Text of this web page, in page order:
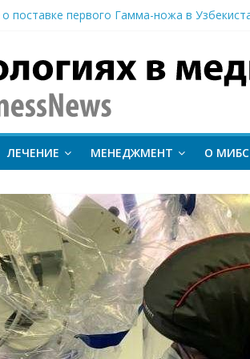
поставке первого Гамма-ножа в
метода протонной терапии
и новый этап развития ядерной
ЛЕЧЕНИЕ МЕНЕДЖМЕНТ О МИБС